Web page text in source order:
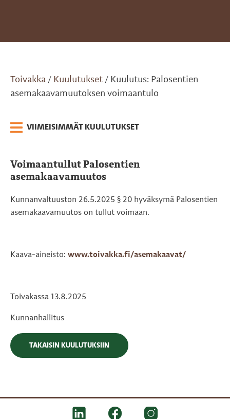
Toivakka / Kuulutukset / Kuulutus: Palosentien
asemakaavamuutoksen voimaantulo
VIIMEISIMMÄT KUULUTUKSET
Voimaantullut Palosentien
asemakaavamuutos
Kunnanvaltuuston 26.5.2025 § 20 hyväksymä Palosentien
asemakaavamuutos on tullut voimaan.
Kaava-aineisto: www.toivakka.fi/asemakaavat/
Toivakassa 13.8.2025
Kunnanhallitus
TAKAISIN KUULUTUKSIIN